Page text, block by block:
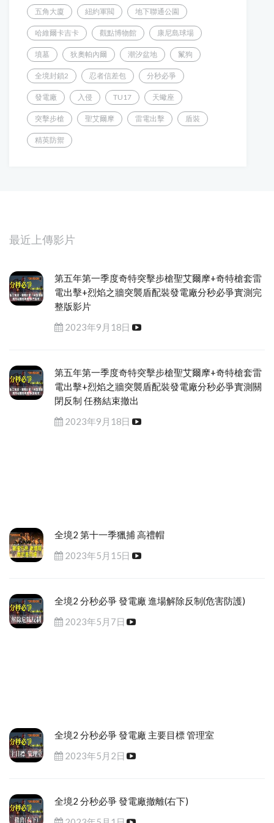
五角大廈 紐約軍閥 地下聯通公園
哈維爾卡吉卡 觀點博物館 康尼島球場
墳墓 狄奧帕內爾 潮汐盆地 鬣狗
全境封鎖2 忍者信差包 分秒必爭
發電廠 入侵 TU17 天蠍座
突擊步槍 聖艾爾摩 雷電出擊 盾裝
精英防禦
最近上傳影片
第五年第一季度奇特突擊步槍聖艾爾摩+奇特槍套雷
電出擊+烈焰之牆突襲盾配裝發電廠分秒必爭實測完
整版影片
2023年9月18日
第五年第一季度奇特突擊步槍聖艾爾摩+奇特槍套雷
電出擊+烈焰之牆突襲盾配裝發電廠分秒必爭實測關
閉反制 任務結束撤出
2023年9月18日
全境2 第十一季獵捕 高禮帽
2023年5月15日
全境2 分秒必爭 發電廠 進場解除反制(危害防護)
2023年5月7日
全境2 分秒必爭 發電廠 主要目標 管理室
2023年5月2日
全境2 分秒必爭 發電廠撤離(右下)